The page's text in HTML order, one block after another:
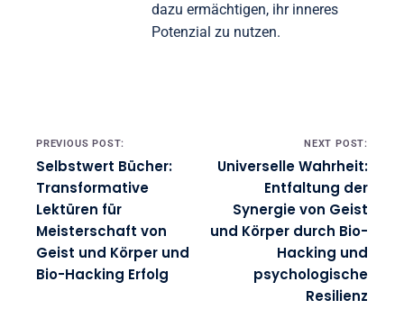
dazu ermächtigen, ihr inneres
Potenzial zu nutzen.
Post navigation
PREVIOUS POST:
Selbstwert Bücher:
Transformative
Lektüren für
Meisterschaft von
Geist und Körper und
Bio-Hacking Erfolg
NEXT POST:
Universelle Wahrheit:
Entfaltung der
Synergie von Geist
und Körper durch Bio-
Hacking und
psychologische
Resilienz